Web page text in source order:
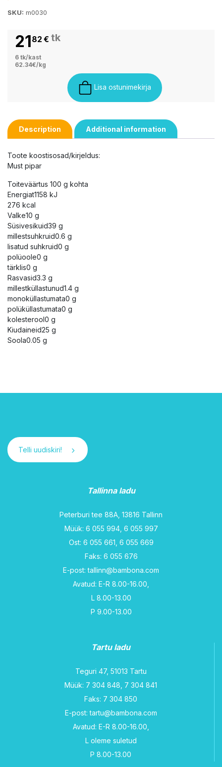
SKU: m0030
2182 € tk
6 tk/kast
62.34€/kg
Lisa ostunimekirja
Description Additional information
Toote koostisosad/kirjeldus:
Must pipar
Toiteväärtus 100 g kohta
Energiat1158 kJ
276 kcal
Valke10 g
Süsivesikuid39 g
millestsuhkruid0.6 g
lisatud suhkruid0 g
polüoole0 g
tärklis0 g
Rasvasid3.3 g
millestküllastunud1.4 g
monoküllastumata0 g
polüküllastumata0 g
kolesterool0 g
Kiudaineid25 g
Soola0.05 g
Telli uudiskiri!
Tallinna ladu
Peterburi tee 88A, 13816 Tallinn
Müük: 6 055 994, 6 055 997
Ost: 6 055 661, 6 055 669
Faks: 6 055 676
E-post: tallinn@bambona.com
Avatud: E-R 8.00-16.00,
L 8.00-13.00
P 9.00-13.00
Tartu ladu
Teguri 47, 51013 Tartu
Müük: 7 304 848, 7 304 841
Faks: 7 304 850
E-post: tartu@bambona.com
Avatud: E-R 8.00-16.00,
L oleme suletud
P 8.00-13.00